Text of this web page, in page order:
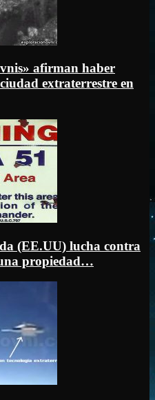
afirman haber
extraterrestre en
(EE.UU) lucha contra
propiedad…